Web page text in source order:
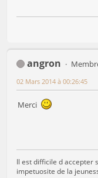
angron
02 Mars 2014 à 00:26:45
Merci
Il est difficile d accepter
impetuosite de la